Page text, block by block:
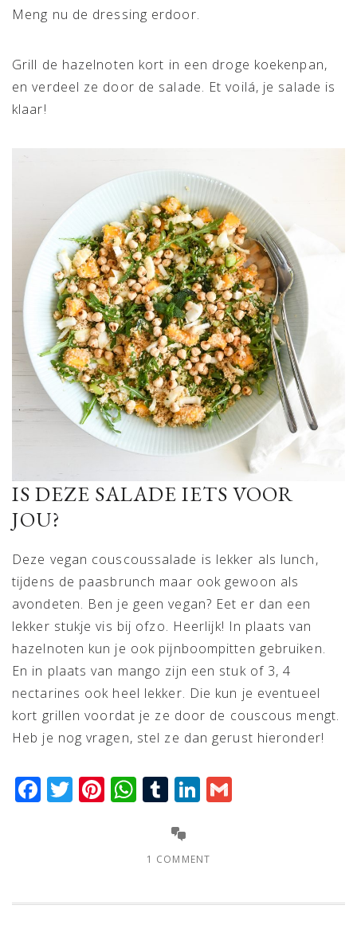
Meng nu de dressing erdoor.
Grill de hazelnoten kort in een droge koekenpan,
en verdeel ze door de salade. Et voilá, je salade is
klaar!
IS DEZE SALADE IETS VOOR
JOU?
Deze vegan couscoussalade is lekker als lunch,
tijdens de paasbrunch maar ook gewoon als
avondeten. Ben je geen vegan? Eet er dan een
lekker stukje vis bij ofzo. Heerlijk! In plaats van
hazelnoten kun je ook pijnboompitten gebruiken.
En in plaats van mango zijn een stuk of 3, 4
nectarines ook heel lekker. Die kun je eventueel
kort grillen voordat je ze door de couscous mengt.
Heb je nog vragen, stel ze dan gerust hieronder!
Facebook
Twitter
Pinterest
WhatsApp
TumblrLinkedIn
1 COMMENT